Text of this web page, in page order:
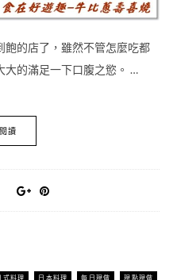
的店了，雖然不管怎麼吃都
大的滿足一下口腹之慾。 …
讀
式料理 日本料理 每日現做 現點現做